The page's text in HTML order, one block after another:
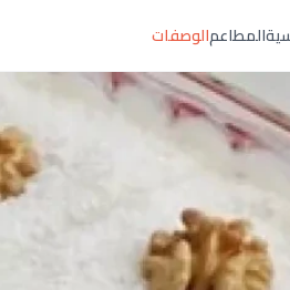
المطاعمالوصفات